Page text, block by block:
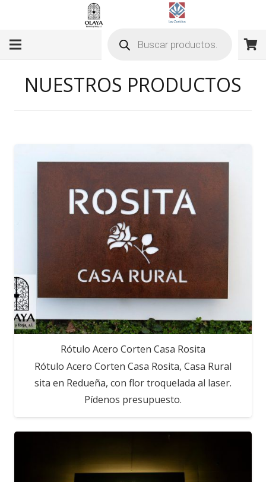
productos
NUESTROS PRODUCTOS
Rótulo Acero Corten Casa Rosita
Rótulo Acero Corten Casa Rosita, Casa Rural
sita en Redueña, con flor troquelada al laser.
Pídenos presupuesto.